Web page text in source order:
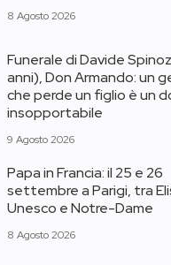
8 Agosto 2026
Funerale di Davide
anni), Don Armando: un
che perde un figlio è un
insopportabile
9 Agosto 2026
Papa in Francia: il 25 e 26
settembre a Parigi, tra
Unesco e Notre-Dame
8 Agosto 2026